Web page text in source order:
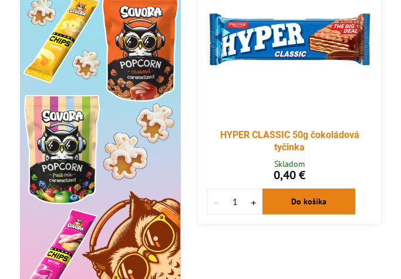
HYPER CLASSIC 50g čokoládová
tyčinka
Skladom
0,40 €
Do košíka